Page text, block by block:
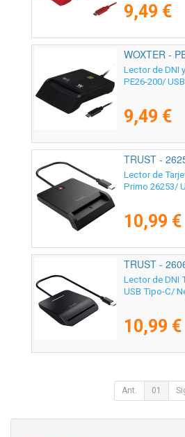
9,49 €
WOXTER -
Lector de DNI
PE26-200/
9,49 €
TRUST -
Lector de
Primo 26253/
10,99 €
TRUST -
Lector de DNI
USB Tipo-C/
10,99 €
Ant. 01